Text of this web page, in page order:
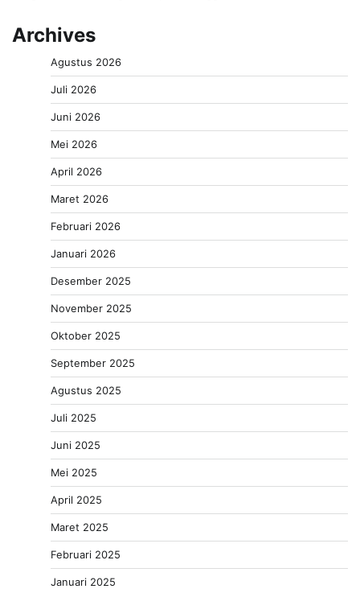
Archives
Agustus 2026
Juli 2026
Juni 2026
Mei 2026
April 2026
Maret 2026
Februari 2026
Januari 2026
Desember 2025
November 2025
Oktober 2025
September 2025
Agustus 2025
Juli 2025
Juni 2025
Mei 2025
April 2025
Maret 2025
Februari 2025
Januari 2025